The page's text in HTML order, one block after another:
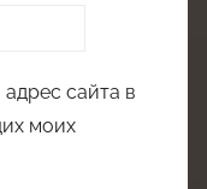
сайта в
моих